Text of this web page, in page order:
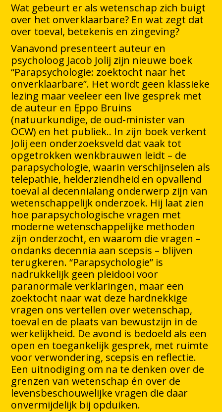
Wat gebeurt er als wetenschap zich buigt
over het onverklaarbare? En wat zegt dat
over toeval, betekenis en zingeving?
Vanavond presenteert auteur en
psycholoog Jacob Jolij zijn nieuwe boek
“Parapsychologie: zoektocht naar het
onverklaarbare”. Het wordt geen klassieke
lezing maar veeleer een live gesprek met
de auteur en Eppo Bruins
(natuurkundige, de oud-minister van
OCW) en het publiek.. In zijn boek verkent
Jolij een onderzoeksveld dat vaak tot
opgetrokken wenkbrauwen leidt – de
parapsychologie, waarin verschijnselen als
telepathie, helderziendheid en opvallend
toeval al decennialang onderwerp zijn van
wetenschappelijk onderzoek. Hij laat zien
hoe parapsychologische vragen met
moderne wetenschappelijke methoden
zijn onderzocht, en waarom die vragen –
ondanks decennia aan scepsis – blijven
terugkeren. “Parapsychologie” is
nadrukkelijk geen pleidooi voor
paranormale verklaringen, maar een
zoektocht naar wat deze hardnekkige
vragen ons vertellen over wetenschap,
toeval en de plaats van bewustzijn in de
werkelijkheid. De avond is bedoeld als een
open en toegankelijk gesprek, met ruimte
voor verwondering, scepsis en reflectie.
Een uitnodiging om na te denken over de
grenzen van wetenschap én over de
levensbeschouwelijke vragen die daar
onvermijdelijk bij opduiken.